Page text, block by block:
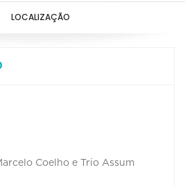
LOCALIZAÇÃO
Coelho e Trio Assum